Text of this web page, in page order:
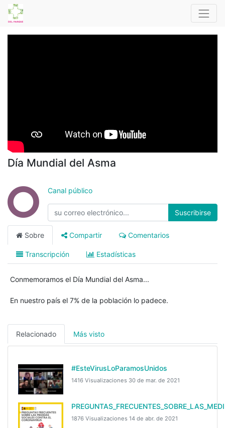
Día Mundial del Asma
Canal público
Suscribirse
Sobre Compartir Comentarios
Transcripción Estadísticas
Conmemoramos el Día Mundial del Asma...
En nuestro país el 7% de la población lo padece.
Relacionado Más visto
#EsteVirusLoParamosUnidos
1416 Visualizaciones 30 de mar. de 2021
1876 Visualizaciones 14 de abr. de 2021